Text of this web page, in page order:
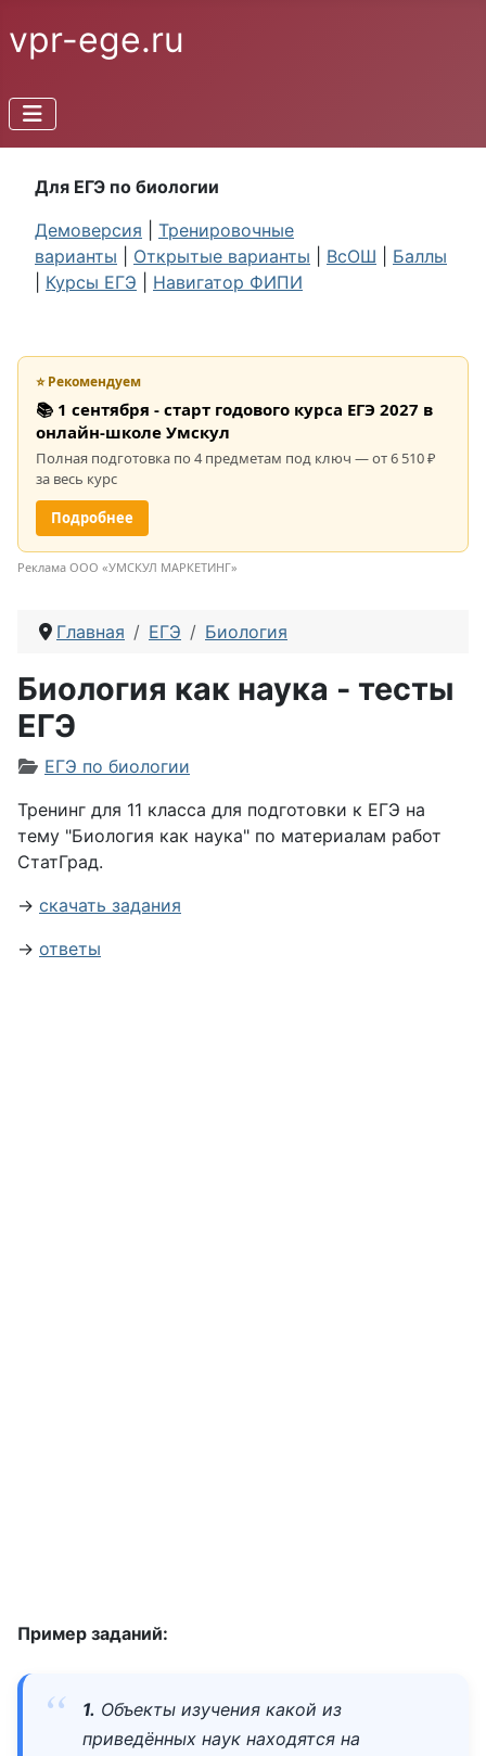
vpr-ege.ru
Для ЕГЭ по биологии
Демоверсия
Тренировочные
варианты
Открытые варианты ВсОШ
Баллы
Курсы ЕГЭ Навигатор ФИПИ
⭐ Рекомендуем
📚 1 сентября - старт годового курса ЕГЭ 2027 в
онлайн-школе Умскул
Полная подготовка по 4 предметам под ключ — от 6 510 ₽
за весь курс
Подробнее
Реклама ООО «УМСКУЛ МАРКЕТИНГ»
Главная ЕГЭ Биология
Биология как наука - тесты
ЕГЭ
Информация о материале
ЕГЭ по биологии
Тренинг для 11 класса для подготовки к ЕГЭ на
тему "Биология как наука" по материалам работ
СтатГрад.
→ скачать задания
→ ответы
Пример заданий:
1. Объекты изучения какой из
приведённых наук находятся на